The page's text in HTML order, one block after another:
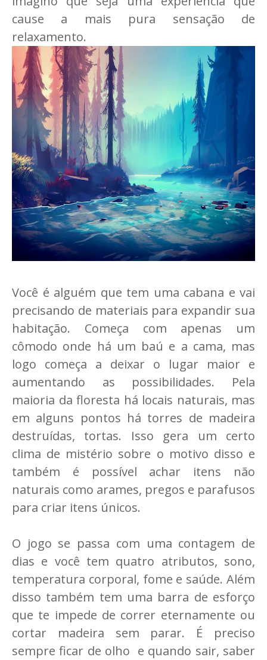
cause a mais pura sensação de
relaxamento.
Você é alguém que tem uma cabana e vai
precisando de materiais para expandir sua
habitação. Começa com apenas um
cômodo onde há um baú e a cama, mas
logo começa a deixar o lugar maior e
aumentando as possibilidades. Pela
maioria da floresta há locais naturais, mas
em alguns pontos há torres de madeira
destruídas, tortas. Isso gera um certo
clima de mistério sobre o motivo disso e
também é possível achar itens não
naturais como arames, pregos e parafusos
para criar itens únicos.
O jogo se passa com uma contagem de
dias e você tem quatro atributos, sono,
temperatura corporal, fome e saúde. Além
disso também tem uma barra de esforço
que te impede de correr eternamente ou
cortar madeira sem parar. É preciso
sempre ficar de olho e quando sair, saber